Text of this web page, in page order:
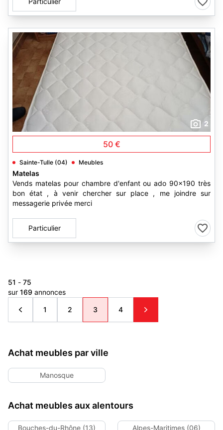
2
50 €
Sainte-Tulle (04) Meubles
Matelas
Vends matelas pour chambre d'enfant ou ado 90x190 très
bon état , à venir chercher sur place , me joindre sur
messagerie privée merci
Particulier
51 - 75
sur 169 annonces
1 2 3 4
Achat meubles par ville
Manosque
Achat meubles aux alentours
Bouches-du-Rhône (13) Alpes-Maritimes (06)